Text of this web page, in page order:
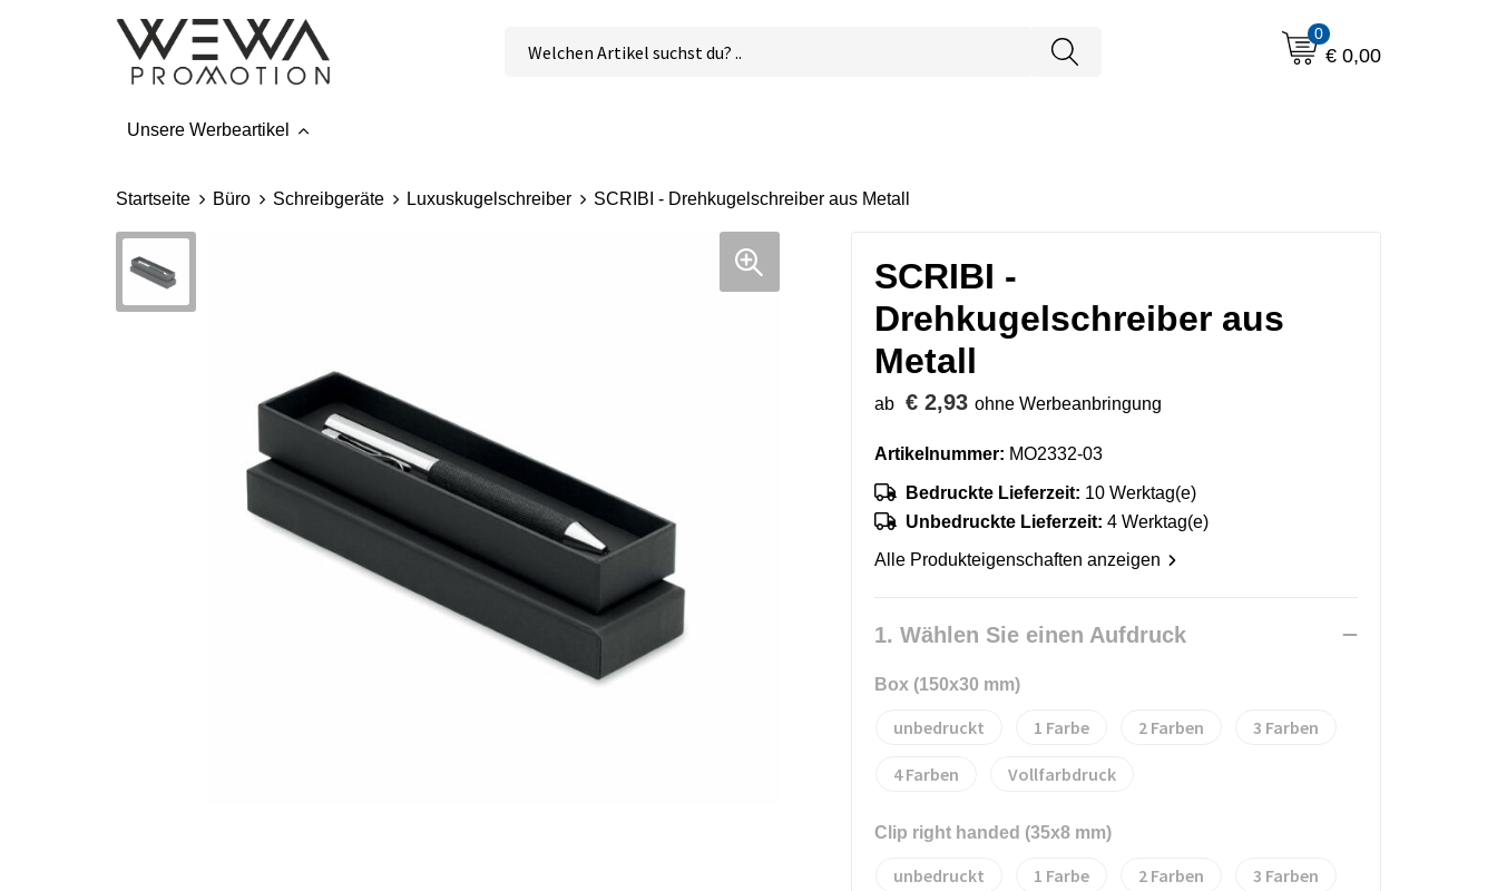
0
€ 0,00
Unsere Werbeartikel
Startseite Büro Schreibgeräte Luxuskugelschreiber SCRIBI - Drehkugelschreiber aus Metall
SCRIBI -
Drehkugelschreiber aus
Metall
ab € 2,93 ohne Werbeanbringung
Artikelnummer: MO2332-03
Bedruckte Lieferzeit: 10 Werktag(e)
Unbedruckte Lieferzeit: 4 Werktag(e)
Alle Produkteigenschaften anzeigen
1. Wählen Sie einen Aufdruck
Box (150x30 mm)
unbedruckt 1 2 3
4 Vollfarbdruck
Clip right handed (35x8 mm)
unbedruckt 1 2 3